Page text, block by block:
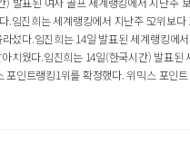
진희는 세계랭킹에서 지난주 52위보다
섰다.임진희는 14일 발표된 세계랭킹에
치웠다.임진희는 14일(한국시간) 발표된
인트랭킹1위를 확정했다. 위믹스 포인